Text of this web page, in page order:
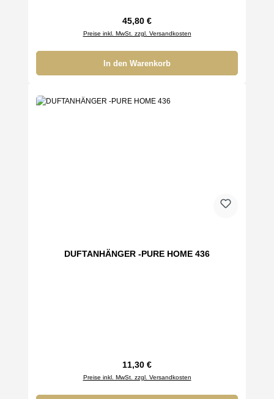
Regulärer Preis:
45,80 €
Preise inkl. MwSt. zzgl. Versandkosten
In den Warenkorb
DUFTANHÄNGER -PURE HOME 436
Regulärer Preis:
11,30 €
Preise inkl. MwSt. zzgl. Versandkosten